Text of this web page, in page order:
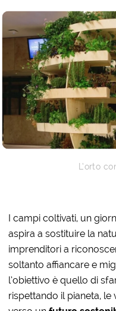
L’orto
I campi coltivati, un
aspira a sostituire la
imprenditori a
soltanto affiancare e
l’obiettivo è quello di
rispettando il pianeta,